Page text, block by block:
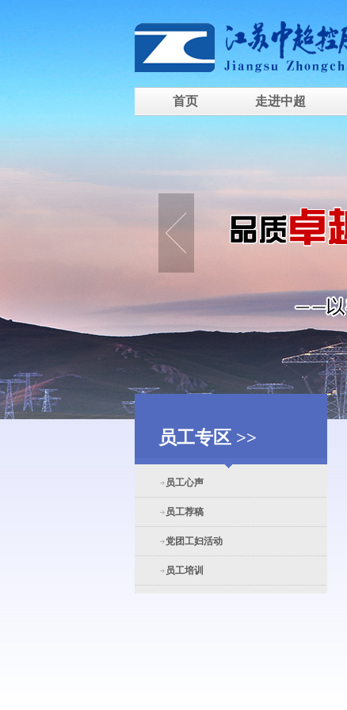
首页 走进中超
员工专区 >>
员工心声
员工荐稿
党团工妇活动
员工培训